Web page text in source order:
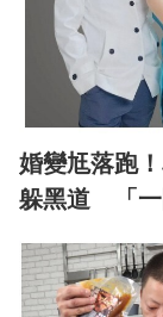
婚變尪落跑
躲黑道 「一